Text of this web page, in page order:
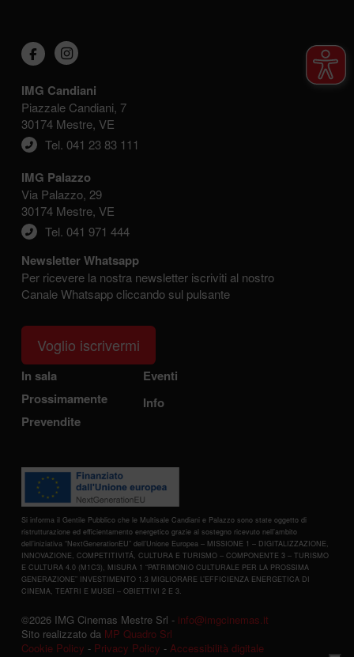
IMG Candiani
Piazzale Candiani, 7
30174 Mestre, VE
Tel. 041 23 83 111
IMG Palazzo
Via Palazzo, 29
30174 Mestre, VE
Tel. 041 971 444
Newsletter Whatsapp
Per ricevere la nostra newsletter iscriviti al nostro
Canale Whatsapp cliccando sul pulsante
Voglio iscrivermi
In sala
Prossimamente
Prevendite
Eventi
Info
Si informa il Gentile Pubblico che le Multisale Candiani e Palazzo sono state oggetto di
ristrutturazione ed efficientamento energetico grazie al sostegno ricevuto nell’ambito
dell’iniziativa “NextGenerationEU” dell’Unione Europea – MISSIONE 1 – DIGITALIZZAZIONE,
INNOVAZIONE, COMPETITIVITÁ, CULTURA E TURISMO – COMPONENTE 3 – TURISMO
E CULTURA 4.0 (M1C3), MISURA 1 “PATRIMONIO CULTURALE PER LA PROSSIMA
GENERAZIONE” INVESTIMENTO 1.3 MIGLIORARE L’EFFICIENZA ENERGETICA DI
CINEMA, TEATRI E MUSEI – OBIETTIVI 2 E 3.
©2026 IMG Cinemas Mestre Srl - info@imgcinemas.it
Sito realizzato da MP Quadro Srl
Cookie Policy - Privacy Policy - Accessibilità digitale